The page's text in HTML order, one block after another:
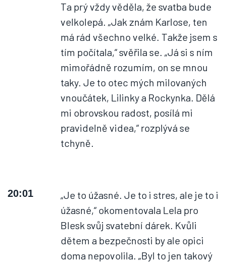
Ta prý vždy věděla, že svatba bude
velkolepá. „Jak znám Karlose, ten
má rád všechno velké. Takže jsem s
tím počítala,“ svěřila se. „Já si s ním
mimořádně rozumím, on se mnou
taky. Je to otec mých milovaných
vnoučátek, Lilinky a Rockynka. Dělá
mi obrovskou radost, posílá mi
pravidelně videa,“ rozplývá se
tchyně.
20:01
„Je to úžasné. Je to i stres, ale je to i
úžasné,“ okomentovala Lela pro
Blesk svůj svatební dárek. Kvůli
dětem a bezpečnosti by ale opici
doma nepovolila. „Byl to jen takový